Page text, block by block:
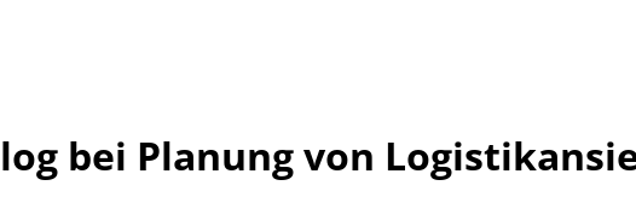
bei Planung von